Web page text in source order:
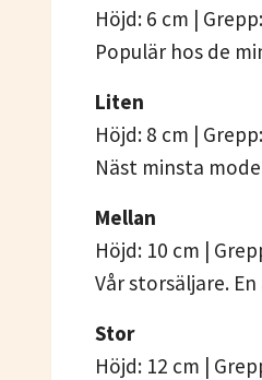
Höjd: 6 cm |
Populär hos de
Liten
Höjd: 8 cm |
Näst minsta
Mellan
Höjd: 10 cm |
Vår storsäljare.
Stor
Höjd: 12 cm |